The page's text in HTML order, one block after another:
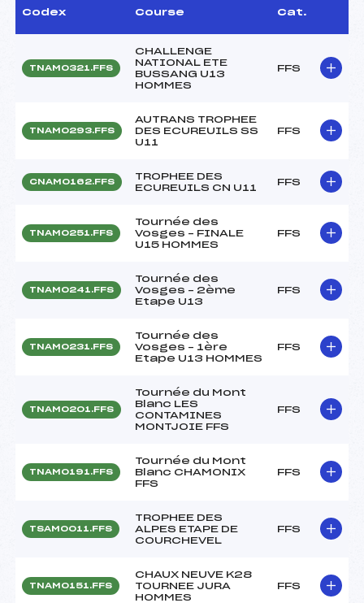
Codex Course Cat.
TNAM0321.FFS
CHALLENGE
NATIONAL ETE
BUSSANG U13
HOMMES
FFS
TNAM0293.FFS
AUTRANS TROPHEE
DES ECUREUILS SS
U11
FFS
CNAM0162.FFS
TROPHEE DES
ECUREUILS CN U11
FFS
TNAM0251.FFS
Tournée des
Vosges – FINALE
U15 HOMMES
FFS
TNAM0241.FFS
Tournée des
Vosges – 2ème
Etape U13
FFS
TNAM0231.FFS
Tournée des
Vosges – 1ère
Etape U13 HOMMES
FFS
TNAM0201.FFS
Tournée du Mont
Blanc LES
CONTAMINES
MONTJOIE FFS
FFS
TNAM0191.FFS
Tournée du Mont
Blanc CHAMONIX
FFS
FFS
TSAM0011.FFS
TROPHEE DES
ALPES ETAPE DE
COURCHEVEL
FFS
TNAM0151.FFS
CHAUX NEUVE K28
TOURNEE JURA
HOMMES
FFS